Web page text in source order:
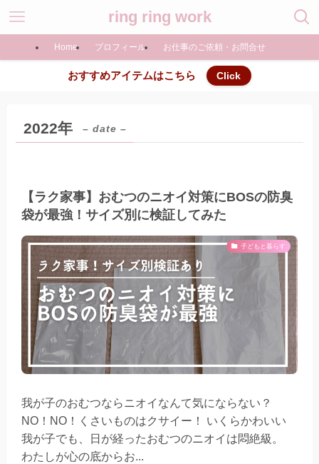
ring ring work
Home プロフィール お仕事のご依頼・お問合せ
おすすめアイテムはこちら Click
2022年 – date –
【ラク家事】おむつのニオイ対策にBOSの防臭
袋が最強！サイズ別に検証してみた
子どもと暮らす
我が子のおむつならニオイなんて気にならない？
NO！NO！くさいものはクサイー！ いくらかわいい
我が子でも、日が経ったおむつのニオイは悶絶級。
わたしが心の底からお...